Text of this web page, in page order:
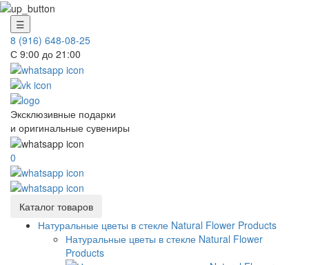
☰
8 (916) 648-08-25
С 9:00 до 21:00
Эксклюзивные подарки
и оригинальные сувениры
0
Каталог товаров
Натуральные цветы в стекле Natural Flower Products
Натуральные цветы в стекле Natural Flower
Products